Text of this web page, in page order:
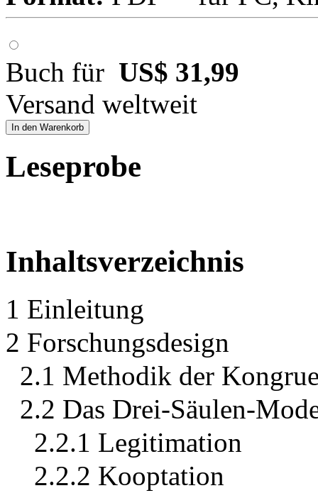
Buch für US$ 31,99
Versand weltweit
In den Warenkorb
Leseprobe
Inhaltsverzeichnis
1 Einleitung
2 Forschungsdesign
2.1 Methodik der
2.2 Das Drei-Säulen-
2.2.1 Legitimation
2.2.2 Kooptation